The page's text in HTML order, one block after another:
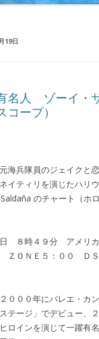
19日
名人 ゾーイ・
ープ）
海兵隊員のジェイクと
イティリを演じたハリ
のチャート（ホ
日 ８時４９分 アメリ
ＯＮＥ５：００ ＤＳ
０００年にバレエ・カ
テージ」でデビュー、
ロインを演じて一躍有